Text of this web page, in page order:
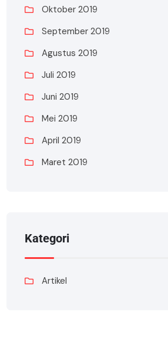
Oktober 2019
September 2019
Agustus 2019
Juli 2019
Juni 2019
Mei 2019
April 2019
Maret 2019
Kategori
Artikel